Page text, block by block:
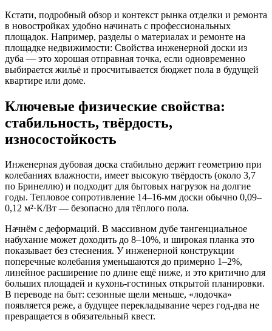
Кстати, подробный обзор и контекст рынка отделки и ремонта
в новостройках удобно начинать с профессиональных
площадок. Например, разделы о материалах и ремонте на
площадке недвижимости: Свойства инженерной доски из
дуба — это хорошая отправная точка, если одновременно
выбирается жильё и просчитывается бюджет пола в будущей
квартире или доме.
Ключевые физические свойства:
стабильность, твёрдость,
износостойкость
Инженерная дубовая доска стабильно держит геометрию при
колебаниях влажности, имеет высокую твёрдость (около 3,7
по Бринеллю) и подходит для бытовых нагрузок на долгие
годы. Тепловое сопротивление 14–16‑мм доски обычно 0,09–
0,12 м²·К/Вт — безопасно для тёплого пола.
Начнём с деформаций. В массивном дубе тангенциальное
набухание может доходить до 8–10%, и широкая планка это
показывает без стеснения. У инженерной конструкции
поперечные колебания уменьшаются до примерно 1–2%,
линейное расширение по длине ещё ниже, и это критично для
больших площадей и кухонь‑гостиных открытой планировки.
В переводе на быт: сезонные щели меньше, «лодочка»
появляется реже, а будущее перекладывание через год‑два не
превращается в обязательный квест.